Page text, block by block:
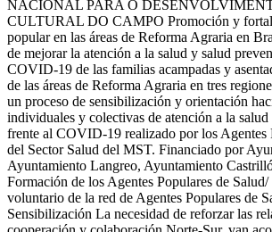
NACIONAL PARA O
CULTURAL DO CAMPO Promoción y
popular en las áreas de Reforma Agraria en
de mejorar la atención a la salud y salud
COVID-19 de las familias acampadas y
de las áreas de Reforma Agraria en tres
un proceso de sensibilización y orientación
individuales y colectivas de atención a la
frente al COVID-19 realizado por los Agentes
del Sector Salud del MST. Financiado por
Ayuntamiento Langreo, Ayuntamiento
Formación de los Agentes Populares de
voluntario de la red de Agentes Populares de
Sensibilización La necesidad de reforzar las